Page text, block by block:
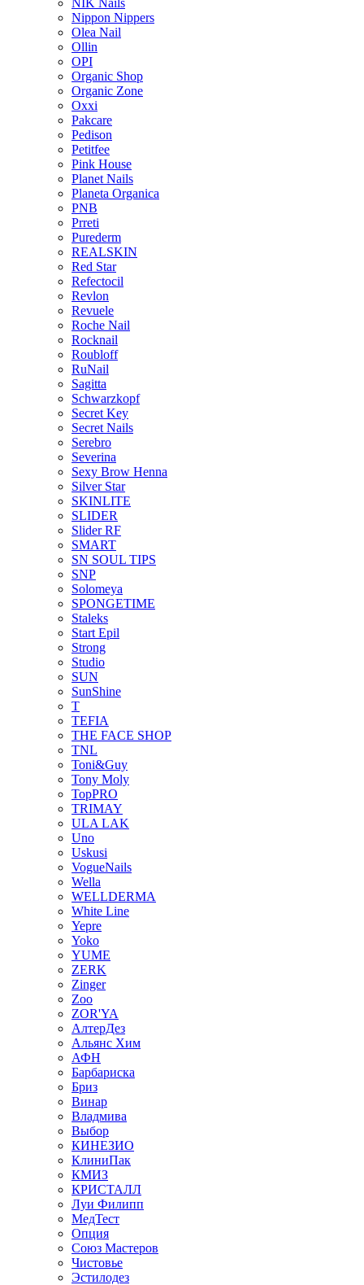
NIK Nails
Nippon Nippers
Olea Nail
Ollin
OPI
Organic Shop
Organic Zone
Oxxi
Pakcare
Pedison
Petitfee
Pink House
Planet Nails
Planeta Organica
PNB
Prreti
Purederm
REALSKIN
Red Star
Refectocil
Revlon
Revuele
Roche Nail
Rocknail
Roubloff
RuNail
Sagitta
Schwarzkopf
Secret Key
Secret Nails
Serebro
Severina
Sexy Brow Henna
Silver Star
SKINLITE
SLIDER
Slider RF
SMART
SN SOUL TIPS
SNP
Solomeya
SPONGETIME
Staleks
Start Epil
Strong
Studio
SUN
SunShine
T
TEFIA
THE FACE SHOP
TNL
Toni&Guy
Tony Moly
TopPRO
TRIMAY
ULA LAK
Uno
Uskusi
VogueNails
Wella
WELLDERMA
White Line
Yepre
Yoko
YUME
ZERK
Zinger
Zoo
ZOR'YA
АлтерДез
Альянс Хим
АФН
Барбариска
Бриз
Винар
Владмива
Выбор
КИНЕЗИО
КлиниПак
КМИЗ
КРИСТАЛЛ
Луи Филипп
МедТест
Опция
Союз Мастеров
Чистовье
Эстилодез